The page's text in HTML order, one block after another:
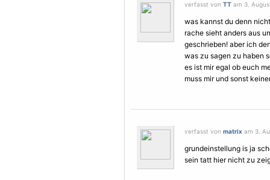
verfasst von TT am 3.
was kannst du denn
rache sieht anders aus
geschrieben! aber ich
was zu sagen zu haben
es ist mir egal ob euch
muss mir und sonst
verfasst von matrix am 3.
grundeinstellung is ja
sein tatt hier nicht zu